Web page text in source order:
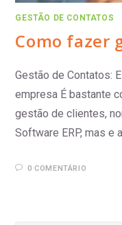
GESTÃO DE CONTATOS
Como fazer
Gestão de Contatos:
empresa É bastante
gestão de clientes,
Software ERP, mas e
0 COMENTÁRIO